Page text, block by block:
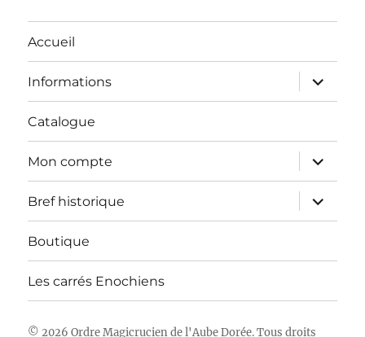
Accueil
Informations
ouvrir
le
sous-
Catalogue
Mon compte
ouvrir
le
sous-
menu
Bref historique
ouvrir
le
sous-
Boutique
Les carrés Enochiens
© 2026 Ordre Magicrucien de l'Aube Dorée. Tous droits